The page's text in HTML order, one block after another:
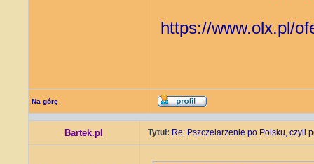
https://www.olx.pl/
Na górę
Bartek.pl Tytuł: Re: Pszczelarzenie po Polsku, czyli